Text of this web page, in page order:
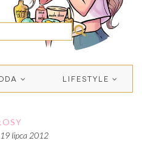
LIFESTYLE
19 lipca 2012